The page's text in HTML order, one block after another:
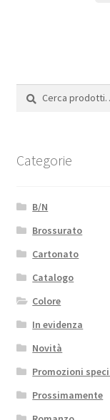
Cerca:
Cerca
Categorie
B/N
Brossurato
Cartonato
Catalogo
Colore
In evidenza
Novità
Promozioni
Prossimamente